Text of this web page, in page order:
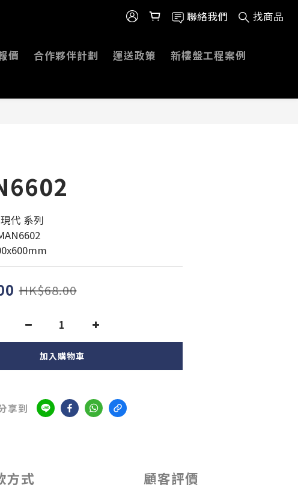
聯絡我們 找商品
價 合作夥伴計劃 運送政策
新樓盤工程案例
代 系列
HK$68.00
加入購物車
享到
方式 顧客評價